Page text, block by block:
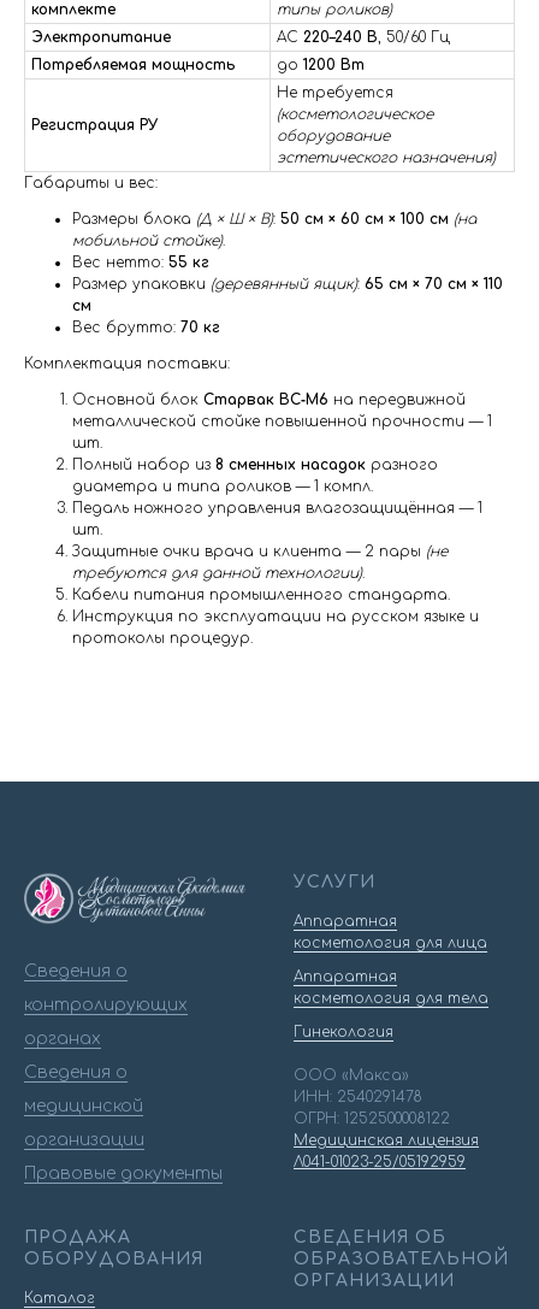
комплекте
типы роликов)
Электропитание
AC 220–240 В, 50/60 Гц
Потребляемая мощность
до 1200 Вт
Регистрация РУ
Не требуется
(косметологическое
оборудование
эстетического назначения)
Габариты и вес:
Размеры блока (Д × Ш × В): 50 см × 60 см × 100 см (на
мобильной стойке).
Вес нетто: 55 кг
Размер упаковки (деревянный ящик): 65 см × 70 см × 110
см
Вес брутто: 70 кг
Комплектация поставки:
Основной блок Старвак BC‑M6 на передвижной
металлической стойке повышенной прочности — 1
шт.
Полный набор из 8 сменных насадок разного
диаметра и типа роликов — 1 компл.
Педаль ножного управления влагозащищённая — 1
шт.
Защитные очки врача и клиента — 2 пары (не
требуются для данной технологии).
Кабели питания промышленного стандарта.
Инструкция по эксплуатации на русском языке и
протоколы процедур.
Сведения о
контролирующих
органах
Сведения о
медицинской
организации
Правовые документы
УСЛУГИ
Аппаратная
косметология для лица
Аппаратная
косметология для тела
Гинекология
ООО «Макса»
ИНН: 2540291478
ОГРН: 1252500008122
Медицинская лицензия
Л041-01023-25/05192959
ПРОДАЖА
ОБОРУДОВАНИЯ
Каталог
СВЕДЕНИЯ ОБ
ОБРАЗОВАТЕЛЬНОЙ
ОРГАНИЗАЦИИ